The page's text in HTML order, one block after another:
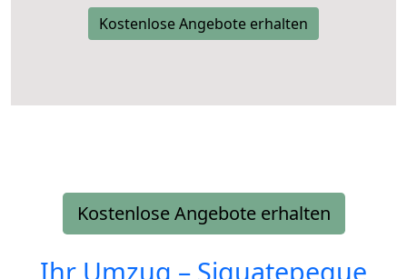
Kostenlose Angebote erhalten
Kostenlose Angebote erhalten
Ihr Umzug – Siguatepeque